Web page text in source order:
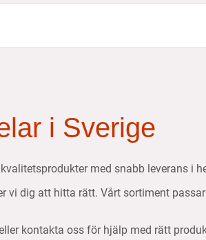
i Sverige
med snabb leverans i
vi dig att hitta rätt. Vårt sortiment
kontakta oss för hjälp med rätt